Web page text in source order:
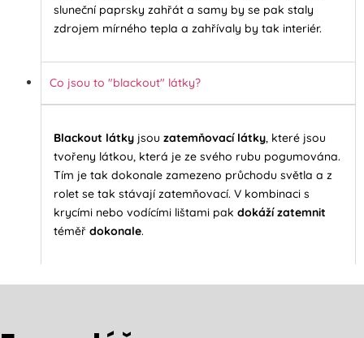
sluneční paprsky zahřát a samy by se pak staly
zdrojem mírného tepla a zahřívaly by tak interiér.
Co jsou to "blackout" látky?
Blackout látky jsou zatemňovací látky, které jsou
tvořeny látkou, která je ze svého rubu pogumována.
Tím je tak dokonale zamezeno průchodu světla a z
rolet se tak stávají zatemňovací. V kombinaci s
krycími nebo vodícími lištami pak dokáží zatemnit
téměř dokonale.